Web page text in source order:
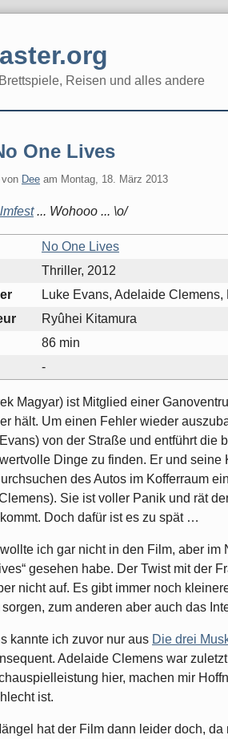
Reisen und alles andere
One Lives
Dee am Montag, 18. März 2013
... Wohooo ... \o/
No One Lives
Thriller, 2012
Luke Evans, Adelaide Clemens,
Ryûhei Kitamura
86 min
-
Magyar) ist Mitglied einer
hält. Um einen Fehler wieder
von der Straße und entführt die
Dinge zu finden. Er und
des Autos im Kofferraum
Sie ist voller Panik und rät
Doch dafür ist es zu spät …
ich gar nicht in den Film, aber im
gesehen habe. Der Twist mit der
nicht auf. Es gibt immer noch
zum anderen aber auch das
kannte ich zuvor nur aus Die drei
Adelaide Clemens war
hier, machen mir
ist.
hat der Film dann leider doch,